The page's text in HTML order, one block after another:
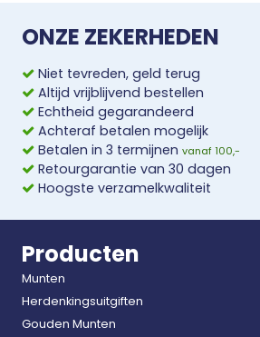
ONZE ZEKERHEDEN
Niet tevreden, geld terug
Altijd vrijblijvend bestellen
Echtheid gegarandeerd
Achteraf betalen mogelijk
Betalen in 3 termijnen vanaf 100,-
Retourgarantie van 30 dagen
Hoogste verzamelkwaliteit
Producten
Munten
Herdenkingsuitgiften
Gouden Munten